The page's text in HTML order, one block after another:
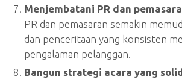
Menjembatani PR dan
PR dan pemasaran semakin
dan penceritaan yang konsisten
pengalaman pelanggan.
Bangun strategi acara yang